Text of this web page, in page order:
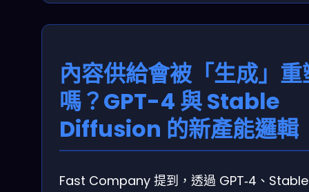
內容供給會被「生成」重
嗎？GPT-4 與 Stable
Diffusion 的新產能邏輯
Fast Company 提到，透過 GPT‑4、Stable